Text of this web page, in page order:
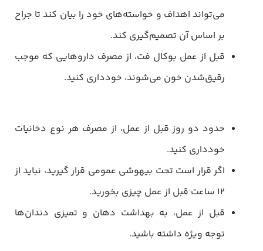
می‌تواند اهداف و خواسته‌های خود را بیان کند تا جراح
بر اساس آن تصمیم‌گیری کند.
قبل از عمل بوکال فت، از مصرف داروهایی که موجب
رقیق‌شدن خون می‌شوند، خودداری کنید.
حدود دو روز قبل از عمل، از مصرف هر نوع دخانیات
خودداری کنید.
اگر قرار است تحت بیهوشی عمومی قرار گیرید، نباید از
12 ساعت قبل از عمل چیزی بخورید.
قبل از عمل، به بهداشت دهان و تمیزی دندان‌ها
توجه ویژه داشته باشید.